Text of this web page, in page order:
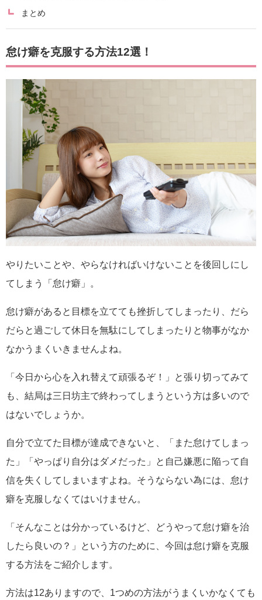
まとめ
怠け癖を克服する方法12選！
やりたいことや、やらなければいけないことを後回しにし
てしまう「怠け癖」。
怠け癖があると目標を立てても挫折してしまったり、だら
だらと過ごして休日を無駄にしてしまったりと物事がなか
なかうまくいきませんよね。
「今日から心を入れ替えて頑張るぞ！」と張り切ってみて
も、結局は三日坊主で終わってしまうという方は多いので
はないでしょうか。
自分で立てた目標が達成できないと、「また怠けてしまっ
た」「やっぱり自分はダメだった」と自己嫌悪に陥って自
信を失くしてしまいますよね。そうならない為には、怠け
癖を克服しなくてはいけません。
「そんなことは分かっているけど、どうやって怠け癖を治
したら良いの？」という方のために、今回は怠け癖を克服
する方法をご紹介します。
方法は12ありますので、1つめの方法がうまくいかなくても